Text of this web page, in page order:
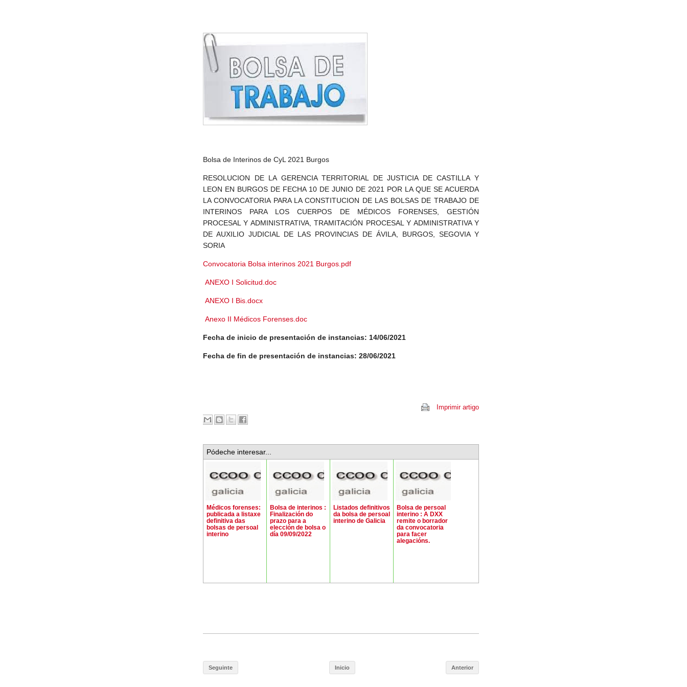
Bolsa de Interinos de CyL 2021 Burgos
RESOLUCION DE LA GERENCIA TERRITORIAL DE JUSTICIA DE CASTILLA Y
LEON EN BURGOS DE FECHA 10 DE JUNIO DE 2021 POR LA QUE SE ACUERDA
LA CONVOCATORIA PARA LA CONSTITUCION DE LAS BOLSAS DE TRABAJO DE
INTERINOS PARA LOS CUERPOS DE MÉDICOS FORENSES, GESTIÓN
PROCESAL Y ADMINISTRATIVA, TRAMITACIÓN PROCESAL Y ADMINISTRATIVA Y
DE AUXILIO JUDICIAL DE LAS PROVINCIAS DE ÁVILA, BURGOS, SEGOVIA Y
SORIA
​Convocatoria Bolsa interinos 2021 Burgos.pdf
ANEXO I Solicitud.doc
ANEXO I Bis.docx
Anexo II Médicos Forenses.doc
Fecha de inicio de presentación de instancias: 14/06/2021
Fecha de fin de presentación de instancias: 28/06/2021
Imprimir artigo
Pódeche interesar...
Médicos forenses:
publicada a listaxe
definitiva das
bolsas de persoal
interino
Bolsa de interinos :
Finalización do
prazo para a
elección de bolsa o
día 09/09/2022
Listados definitivos
da bolsa de persoal
interino de Galicia
Bolsa de persoal
interino : A DXX
remite o borrador
da convocatoria
para facer
alegacións.
Seguinte Anterior
Inicio